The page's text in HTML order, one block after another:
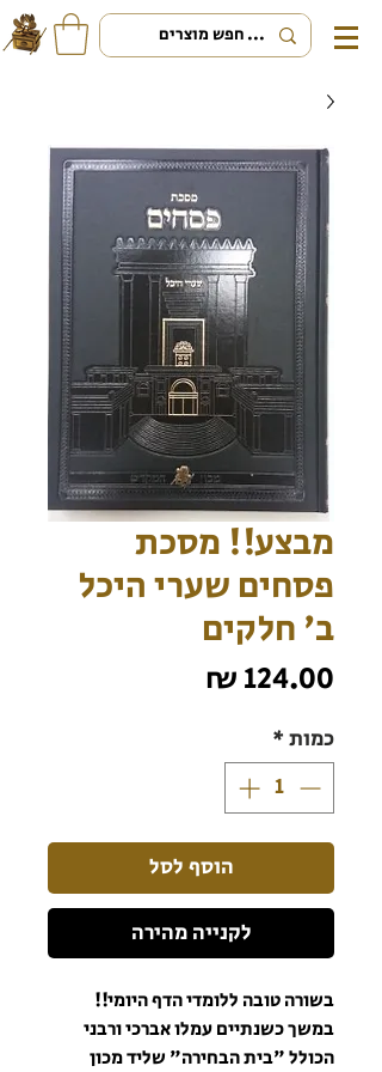
מבצע!! מסכת
פסחים שערי היכל
ב' חלקים
כמות*
הוסף לסל
לקנייה מהירה
בשורה טובה ללומדי הדף היומי!!
במשך כשנתיים עמלו אברכי ורבני
הכולל "בית הבחירה" שליד מכון